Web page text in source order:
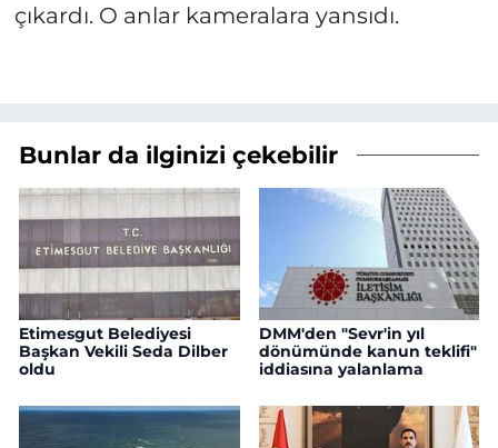
çıkardı. O anlar kameralara yansıdı.
Bunlar da ilginizi çekebilir
Etimesgut Belediyesi
Başkan Vekili Seda Dilber
oldu
DMM'den "Sevr'in yıl
dönümünde kanun teklifi"
iddiasına yalanlama